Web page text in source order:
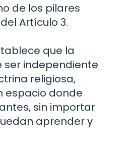
de los pilares
Artículo 3.
que la
ser independiente
religiosa,
espacio donde
sin importar
aprender y